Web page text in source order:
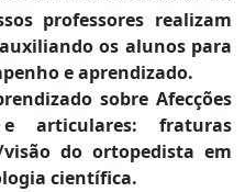
professores realizam
os alunos para
e aprendizado.
sobre Afecções
articulares: fraturas
do ortopedista em
científica.